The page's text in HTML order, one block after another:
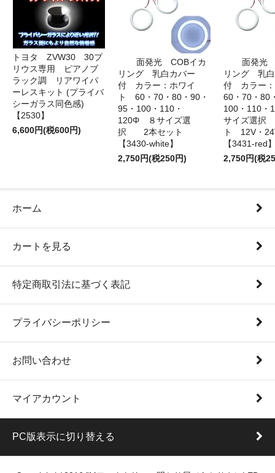
トヨタ ZVW30 30プ
リウス専用 ピアノブ
ラック調 リアワイパ
ーレスキット (プライバ
シーガラス同色感)
【2530】
6,600円(税600円)
面発光 COBイカ
リング 乳白カバー
付 カラー：ホワイ
ト 60・70・80・90・
95・100・110・
120Φ ８サイズ選
択 2本セット
【3430-white】
2,750円(税250円)
面発光
リング 乳
付 カラー
60・70・80
100・110
サイズ選
ト 12V・
【3431-red
2,750円(税
ホーム
カートを見る
特定商取引法に基づく表記
プライバシーポリシー
お問い合わせ
マイアカウント
PC版表示に切り替える